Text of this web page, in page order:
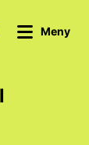
Meny